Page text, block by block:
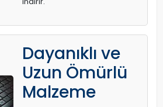
Dayanıklı ve
Uzun Ömürlü
Malzeme